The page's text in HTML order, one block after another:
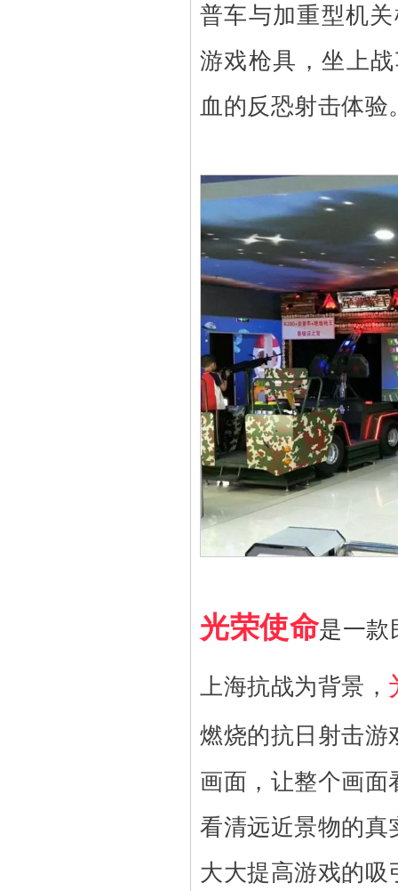
普车与加重型机
游戏枪具，坐上
血的反恐射击体验
光荣使命是一款
上海抗战为背景，
燃烧的抗日射击游
画面，让整个画
看清远近景物的真
大大提高游戏的